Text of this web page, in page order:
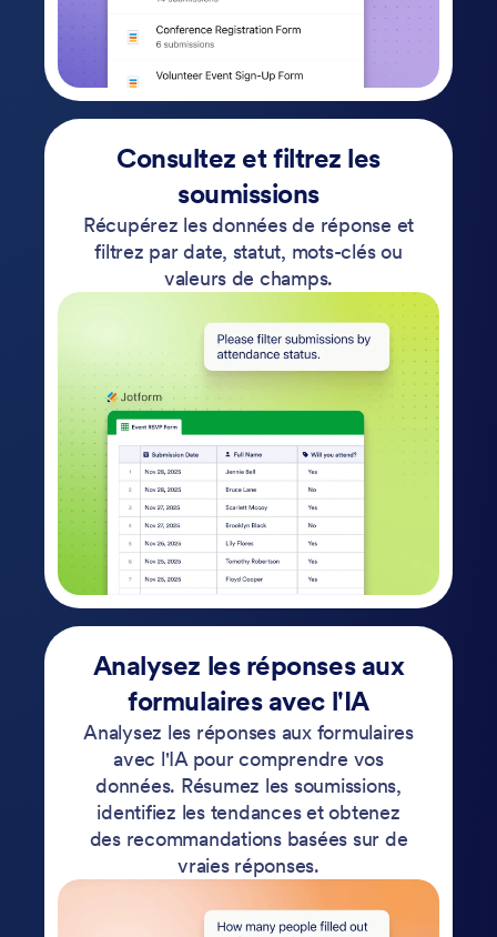
Consultez et filtrez les
soumissions
Récupérez les données de réponse et
filtrez par date, statut, mots-clés ou
valeurs de champs.
Analysez les réponses aux
formulaires avec l'IA
Analysez les réponses aux formulaires
avec l'IA pour comprendre vos
données. Résumez les soumissions,
identifiez les tendances et obtenez
des recommandations basées sur de
vraies réponses.